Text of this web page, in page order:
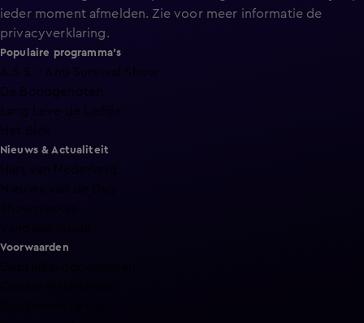
ieder moment afmelden. Zie voor meer informatie de
privacyverklaring.
Populaire programma's
A.S.S. - Anti Survival Show
De Bondgenoten
Lang Leve de Liefde
Het Blok
Nieuws & Actualiteit
Voorwaarden